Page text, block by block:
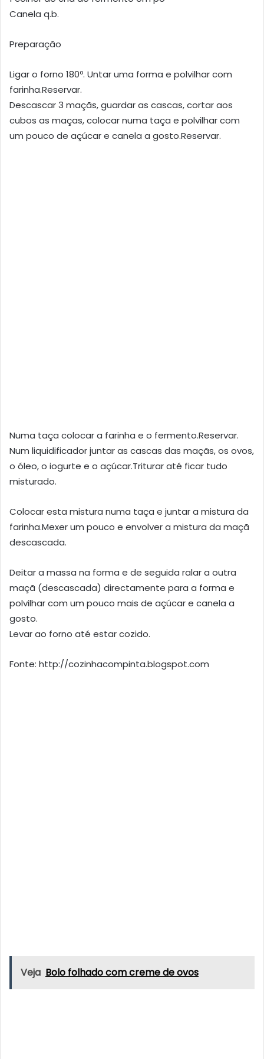
Canela q.b.
Preparação
Ligar o forno 180º. Untar uma forma e polvilhar com
farinha.Reservar.
Descascar 3 maçãs, guardar as cascas, cortar aos
cubos as maças, colocar numa taça e polvilhar com
um pouco de açúcar e canela a gosto.Reservar.
Numa taça colocar a farinha e o fermento.Reservar.
Num liquidificador juntar as cascas das maçãs, os ovos,
o óleo, o iogurte e o açúcar.Triturar até ficar tudo
misturado.
Colocar esta mistura numa taça e juntar a mistura da
farinha.Mexer um pouco e envolver a mistura da maçã
descascada.
Deitar a massa na forma e de seguida ralar a outra
maçã (descascada) directamente para a forma e
polvilhar com um pouco mais de açúcar e canela a
gosto.
Levar ao forno até estar cozido.
Fonte: http://cozinhacompinta.blogspot.com
Veja Bolo folhado com creme de ovos